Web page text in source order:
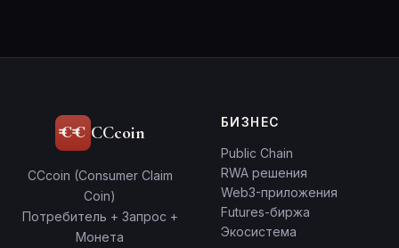
CCcoin
CCcoin (Consumer Claim
Coin)
Потребитель + Запрос +
Монета
БИЗНЕС
Public Chain
RWA решения
Web3-приложения
Futures-биржа
Экосистема